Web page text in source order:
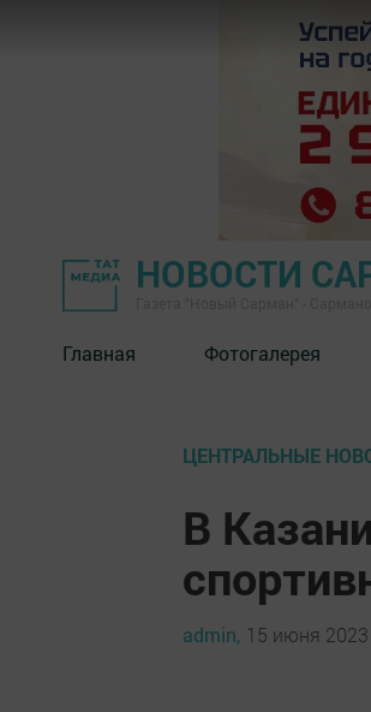
НОВОСТИ
Главная Фотогалерея
ЦЕНТРАЛЬНЫЕ
В
admin, 15 июня 2023